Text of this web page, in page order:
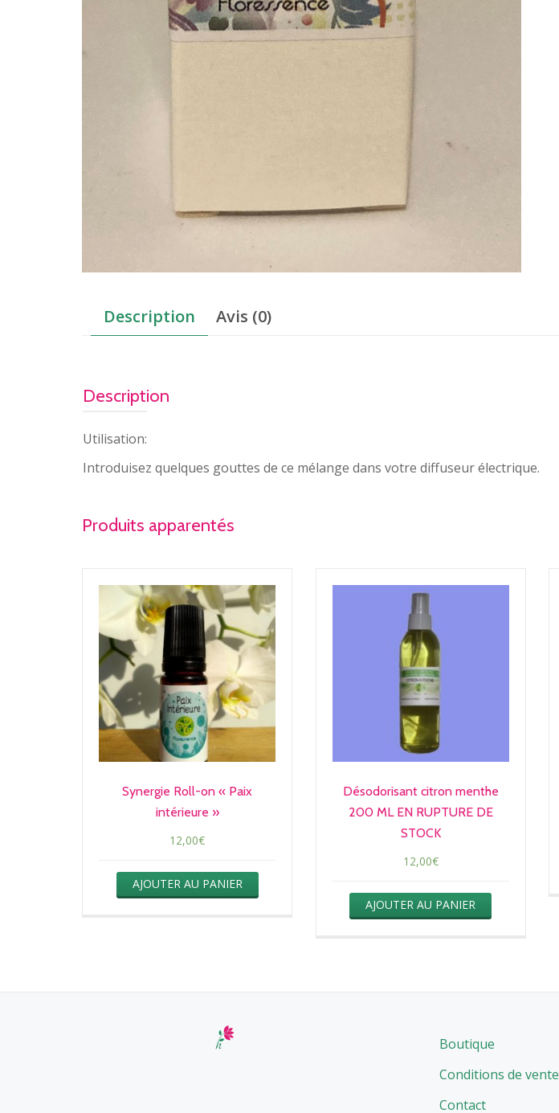
Description Avis (0)
Description
Utilisation:
Introduisez quelques gouttes de ce mélange dans votre diffuseur électrique.
Produits apparentés
Synergie Roll-on « Paix
intérieure »
12,00€
AJOUTER AU PANIER
Désodorisant citron menthe
200 ML EN RUPTURE DE
STOCK
12,00€
AJOUTER AU PANIER
Boutique
Conditions de vente
Contact